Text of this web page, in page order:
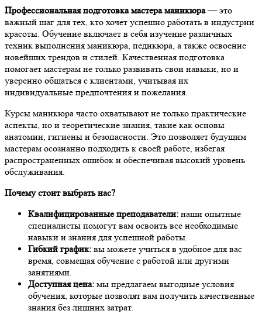
Профессиональная подготовка мастера маникюра— это
важный шаг для тех, кто хочет успешно работать в индустрии
красоты. Обучение включает в себя изучение различных
техник выполнения маникюра, педикюра, а также освоение
новейших трендов и стилей. Качественная подготовка
помогает мастерам не только развивать свои навыки, но и
уверенно общаться с клиентами, учитывая их
индивидуальные предпочтения и пожелания.
Курсы маникюра часто охватывают не только практические
аспекты, но и теоретические знания, такие как основы
анатомии, гигиены и безопасности. Это позволяет будущим
мастерам осознанно подходить к своей работе, избегая
распространенных ошибок и обеспечивая высокий уровень
обслуживания.
Почему стоит выбрать нас?
Квалифицированные преподаватели: наши опытные
специалисты помогут вам освоить все необходимые
навыки и знания для успешной работы.
Гибкий график: вы можете учиться в удобное для вас
время, совмещая обучение с работой или другими
занятиями.
Доступная цена: мы предлагаем выгодные условия
обучения, которые позволят вам получить качественные
знания без лишних затрат.